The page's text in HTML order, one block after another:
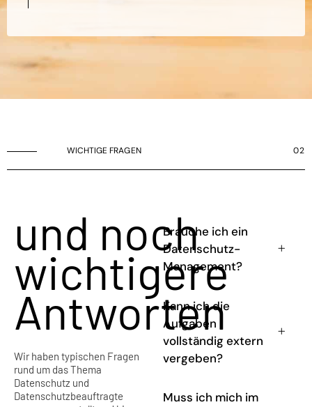
WICHTIGE FRAGEN 02
und noch
wichtigere
Antworten
Wir haben typischen Fragen
rund um das Thema
Datenschutz und
Datenschutzbeauftragte
Brauche ich ein
Datenschutz-
Management?
Kann ich die
Aufgaben
vollständig extern
vergeben?
Muss ich mich im